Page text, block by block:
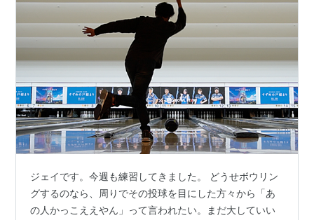
ジェイです。今週も練習してきました。 どうせボウリン
グするのなら、周りでその投球を目にした方々から「あ
の人かっこええやん」って言われたい。まだ大していい